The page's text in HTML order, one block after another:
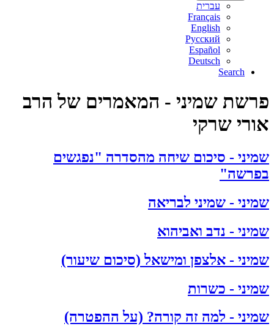
עברית
Français
English
Русский
Español
Deutsch
Search
פרשת שמיני - המאמרים של הרב
אורי שרקי
שמיני - סיכום שיחה מהסדרה "נפגשים
בפרשה"
שמיני - שמיני לבריאה
שמיני - נדב ואביהוא
שמיני - אלצפן ומישאל (סיכום שיעור)
שמיני - כשרות
שמיני - למה זה קורה? (על ההפטרה)